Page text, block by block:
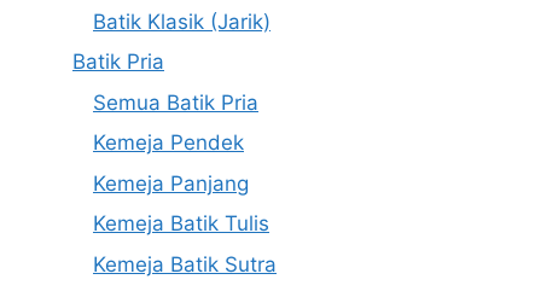
Batik Klasik (Jarik)
Batik Pria
Semua Batik Pria
Kemeja Pendek
Kemeja Panjang
Kemeja Batik Tulis
Kemeja Batik Sutra